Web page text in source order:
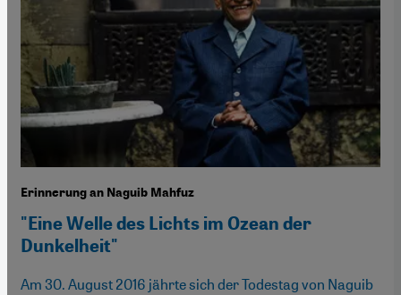
Erinnerung an Naguib Mahfuz
"Eine Welle des Lichts im Ozean der
Dunkelheit"
Am 30. August 2016 jährte sich der Todestag von Naguib